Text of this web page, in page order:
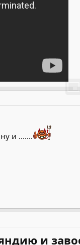
и .......
и